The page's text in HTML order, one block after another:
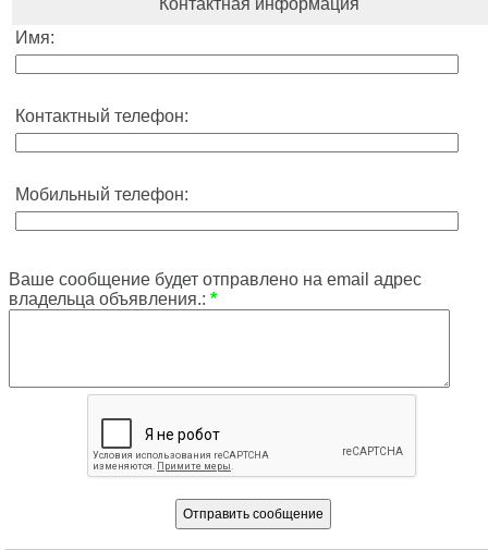
Контактная информация
Имя:
Контактный телефон:
Мобильный телефон:
Ваше сообщение будет отправлено на email адрес
владельца объявления.: *